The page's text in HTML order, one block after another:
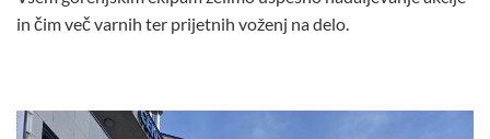
in čim več varnih ter prijetnih voženj na delo.